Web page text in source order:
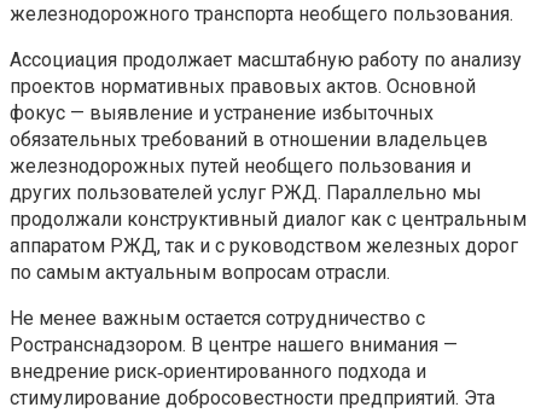
железнодорожного транспорта необщего пользования.
Ассоциация продолжает масштабную работу по анализу
проектов нормативных правовых актов. Основной
фокус — выявление и устранение избыточных
обязательных требований в отношении владельцев
железнодорожных путей необщего пользования и
других пользователей услуг РЖД. Параллельно мы
продолжали конструктивный диалог как с центральным
аппаратом РЖД, так и с руководством железных дорог
по самым актуальным вопросам отрасли.
Не менее важным остается сотрудничество с
Ространснадзором. В центре нашего внимания —
внедрение риск‑ориентированного подхода и
стимулирование добросовестности предприятий. Эта